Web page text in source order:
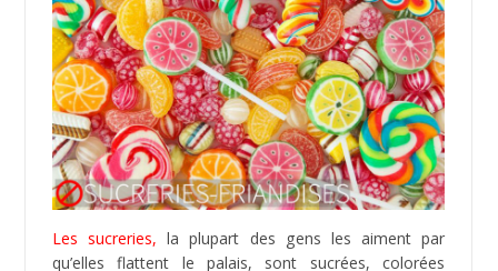
Les sucreries,la plupart des gens les aiment par
qu’elles flattent le palais, sont sucrées, colorées
et composées d’arômes différents. Mais derrière
cet aspect attrayant se cache un produit renfermant
consommation a des conséquences néfastes sur la
santé des enfants comme des adultes.